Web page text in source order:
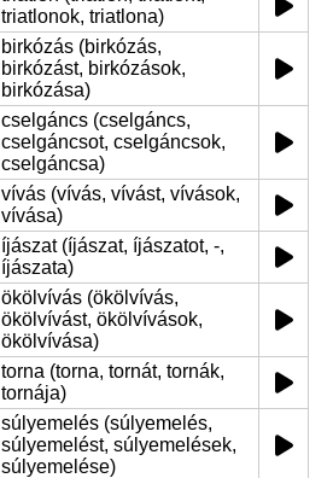
triatlonok, triatlona)
birkózás (birkózás,
birkózást, birkózások,
birkózása)
cselgáncs (cselgáncs,
cselgáncsot, cselgáncsok,
cselgáncsa)
vívás (vívás, vívást, vívások,
vívása)
íjászat (íjászat, íjászatot, -,
íjászata)
ökölvívás (ökölvívás,
ökölvívást, ökölvívások,
ökölvívása)
torna (torna, tornát, tornák,
tornája)
súlyemelés (súlyemelés,
súlyemelést, súlyemelések,
súlyemelése)